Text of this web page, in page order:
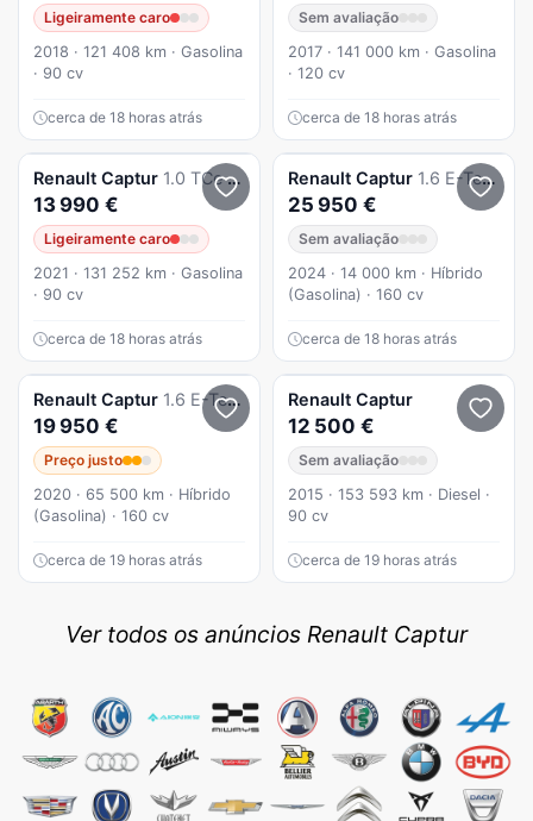
Ligeiramente caro
2018 · 121 408 km · Gasolina
· 90 cv
cerca de 18 horas atrás
Sem avaliação
2017 · 141 000 km · Gasolina
· 120 cv
cerca de 18 horas atrás
Renault Captur 1.0 TCe Exclusive
13 990 €
Ligeiramente caro
2021 · 131 252 km · Gasolina
· 90 cv
cerca de 18 horas atrás
Renault Captur 1.6 E-Tech Híbrido 145 techno
25 950 €
Sem avaliação
2024 · 14 000 km · Híbrido
(Gasolina) · 160 cv
cerca de 18 horas atrás
Renault Captur 1.6 E-Tech Plug-In Initiale Paris
19 950 €
Preço justo
2020 · 65 500 km · Híbrido
(Gasolina) · 160 cv
cerca de 19 horas atrás
Renault Captur
12 500 €
Sem avaliação
2015 · 153 593 km · Diesel ·
90 cv
cerca de 19 horas atrás
Ver todos os anúncios Renault Captur